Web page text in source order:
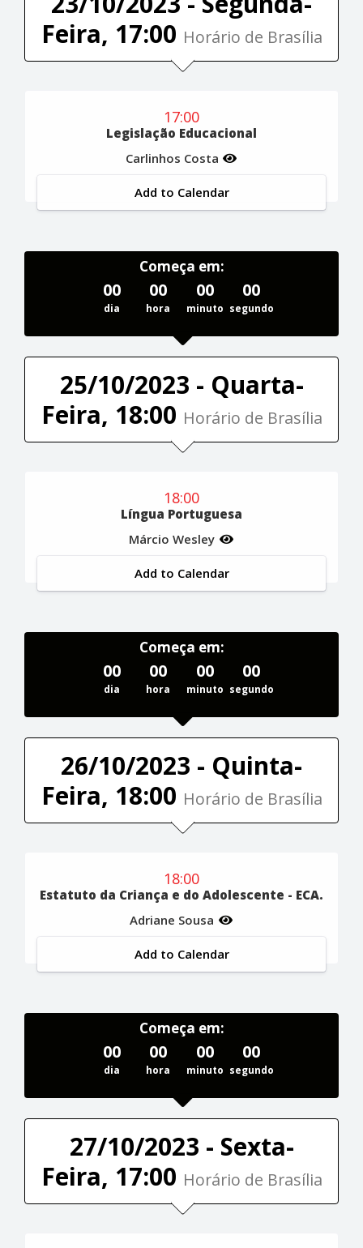
Feira, 17:00 Horário de Brasília
17:00
Legislação Educacional
Carlinhos Costa
Add to Calendar
Começa em:
00
dia
00
hora
00
minuto
00
segundo
25/10/2023 - Quarta-
Feira, 18:00 Horário de Brasília
18:00
Língua Portuguesa
Márcio Wesley
Add to Calendar
Começa em:
00
dia
00
hora
00
minuto
00
segundo
26/10/2023 - Quinta-
Feira, 18:00 Horário de Brasília
18:00
Estatuto da Criança e do Adolescente - ECA.
Adriane Sousa
Add to Calendar
Começa em:
00
dia
00
hora
00
minuto
00
segundo
27/10/2023 - Sexta-
Feira, 17:00 Horário de Brasília